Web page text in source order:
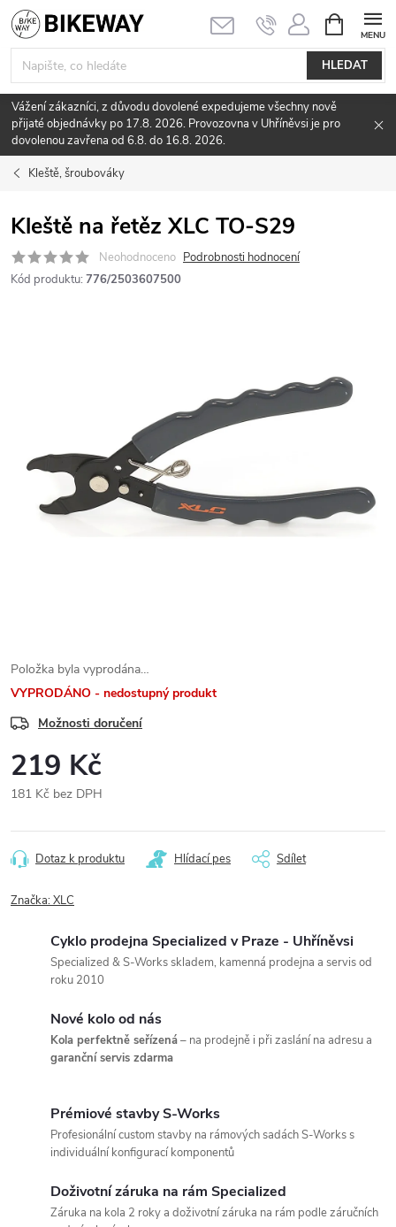
Přejít
na
obsah
HLEDAT
NÁKUPNÍ
KOŠÍK
Vážení zákazníci, z důvodu dovolené expedujeme všechny nově
přijaté objednávky po 17.8. 2026. Provozovna v Uhříněvsi je pro
dovolenou zavřena od 6.8. do 16.8. 2026.
Kleště, šroubováky
Kleště na řetěz XLC TO-S29
Neohodnoceno Podrobnosti hodnocení
Kód produktu: 776/2503607500
Položka byla vyprodána…
VYPRODÁNO - nedostupný produkt
Možnosti doručení
219 Kč
181 Kč bez DPH
cena:
Dotaz k produktu Hlídací pes Sdílet
Značka:XLC
Cyklo prodejna Specialized v Praze - Uhříněvsi
Specialized & S-Works skladem, kamenná prodejna a servis od
roku 2010
Nové kolo od nás
Kola perfektně seřízená– na prodejně i při zaslání na adresu a
garanční servis zdarma
Prémiové stavby S-Works
Profesionální custom stavby na rámových sadách S-Works s
individuální konfigurací komponentů
Doživotní záruka na rám Specialized
Záruka na kola 2 roky a doživotní záruka na rám podle záručních